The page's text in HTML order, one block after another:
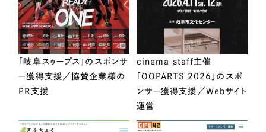
「岐阜スゥープス」のスポンサ
ー獲得支援／協賛企業様の
PR支援
cinema staff主催
「OOPARTS 2026」のスポ
ンサー獲得支援／Webサイト
運営